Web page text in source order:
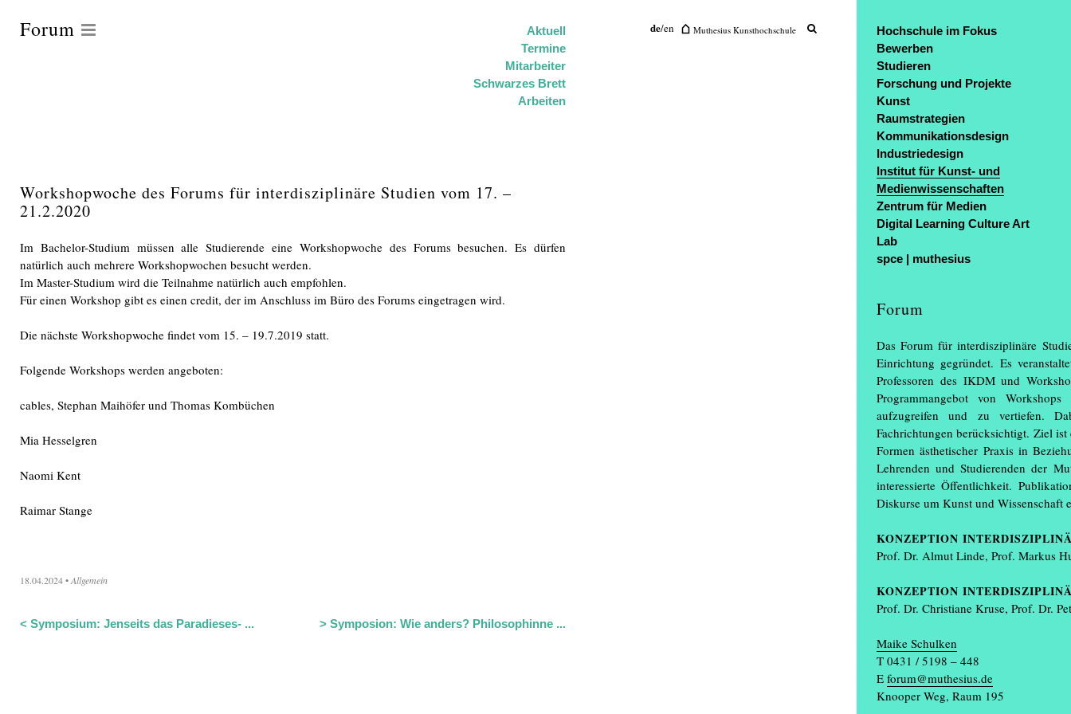
de/en Muthesius Kunsthochschule
Forum
Aktuell
Termine
Mitarbeiter
Schwarzes Brett
Arbeiten
Workshopwoche des Forums für interdisziplinäre Studien vom 17. –
21.2.2020
Im Bachelor-Studium müssen alle Studierende eine Workshopwoche des Forums besuchen. Es dürfen
natürlich auch mehrere Workshopwochen besucht werden.
Im Master-Studium wird die Teilnahme natürlich auch empfohlen.
Für einen Workshop gibt es einen credit, der im Anschluss im Büro des Forums eingetragen wird.
Die nächste Workshopwoche findet vom 15. – 19.7.2019 statt.
Folgende Workshops werden angeboten:
cables, Stephan Maihöfer und Thomas Kombüchen
Mia Hesselgren
Naomi Kent
Raimar Stange
18.04.2024•Allgemein
< Symposium: Jenseits das Paradieses- ... > Symposion: Wie anders? Philosophinne ...
Hochschule im Fokus
Bewerben
Studieren
Forschung und Projekte
Kunst
Raumstrategien
Kommunikationsdesign
Industriedesign
Institut für Kunst- und
Medienwissenschaften
Zentrum für Medien
Digital Learning Culture Art
Lab
spce | muthesius
Forum
Das Forum für interdisziplinäre
Einrichtung gegründet. Es
Professoren des IKDM und
Programmangebot von
aufzugreifen und zu vertiefen.
Fachrichtungen berücksichtigt. Ziel
Formen ästhetischer Praxis in
Lehrenden und Studierenden der
interessierte Öffentlichkeit.
Diskurse um Kunst und Wissenschaft
KONZEPTION
Prof. Dr. Almut Linde, Prof. Markus
KONZEPTION
Prof. Dr. Christiane Kruse, Prof. Dr.
Maike Schulken
T 0431 / 5198 – 448
Eforum@muthesius.de
Knooper Weg, Raum 195